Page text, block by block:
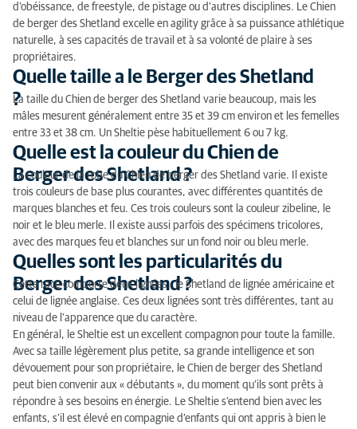
d’obéissance, de freestyle, de pistage ou d’autres disciplines. Le Chien
de berger des Shetland excelle en agility grâce à sa puissance athlétique
naturelle, à ses capacités de travail et à sa volonté de plaire à ses
propriétaires.
Quelle taille a le Berger des Shetland
?
La taille du Chien de berger des Shetland varie beaucoup, mais les
mâles mesurent généralement entre 35 et 39 cm environ et les femelles
entre 33 et 38 cm. Un Sheltie pèse habituellement 6 ou 7 kg.
Quelle est la couleur du Chien de
Berger des Shetland ?
La couleur de la robe du Chien de berger des Shetland varie. Il existe
trois couleurs de base plus courantes, avec différentes quantités de
marques blanches et feu. Ces trois couleurs sont la couleur zibeline, le
noir et le bleu merle. Il existe aussi parfois des spécimens tricolores,
avec des marques feu et blanches sur un fond noir ou bleu merle.
Quelles sont les particularités du
Berger des Shetland ?
Cette race comporte deux lignées : le Shetland de lignée américaine et
celui de lignée anglaise. Ces deux lignées sont très différentes, tant au
niveau de l’apparence que du caractère.
En général, le Sheltie est un excellent compagnon pour toute la famille.
Avec sa taille légèrement plus petite, sa grande intelligence et son
dévouement pour son propriétaire, le Chien de berger des Shetland
peut bien convenir aux « débutants », du moment qu’ils sont prêts à
répondre à ses besoins en énergie. Le Sheltie s’entend bien avec les
enfants, s’il est élevé en compagnie d’enfants qui ont appris à bien le